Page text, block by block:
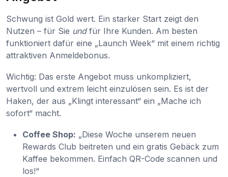
Schwung ist Gold wert. Ein starker Start zeigt den
Nutzen – für Sie undfür Ihre Kunden. Am besten
funktioniert dafür eine „Launch Week“ mit einem richtig
attraktiven Anmeldebonus.
Wichtig: Das erste Angebot muss unkompliziert,
wertvoll und extrem leicht einzulösen sein. Es ist der
Haken, der aus „Klingt interessant“ ein „Mache ich
sofort“ macht.
Coffee Shop: „Diese Woche unserem neuen
Rewards Club beitreten und ein gratis Gebäck zum
Kaffee bekommen. Einfach QR-Code scannen und
los!“